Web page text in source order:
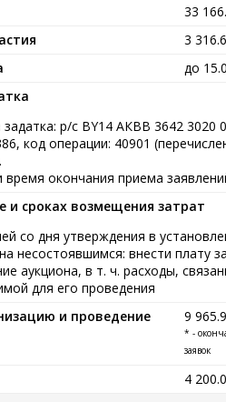
33
3
до
задатка: р/с BY14 АКВВ 3642
код операции: 40901
время окончания приема
и сроках возмещения затрат
со дня утверждения в
несостоявшимся: внести плату
аукциона, в т. ч. расходы,
для его проведения
и проведение
9
* -
заявок
4